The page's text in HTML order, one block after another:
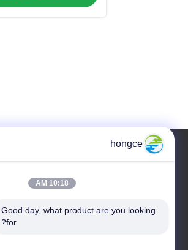
Co.,
hongce
10:18 AM
Good day, what product are you looking
for?